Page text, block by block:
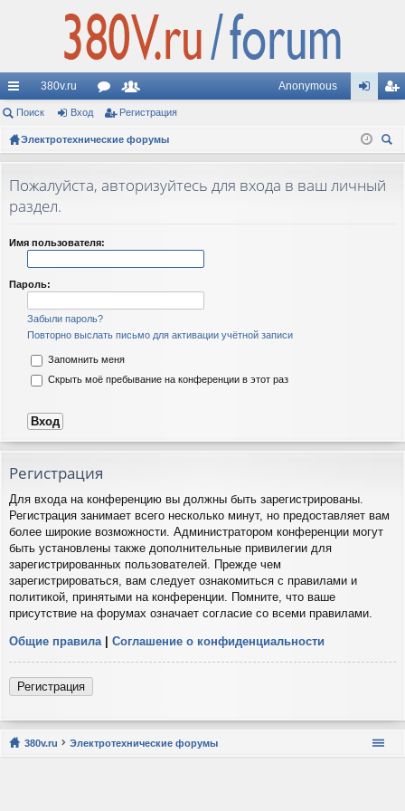
с
ы
и
380v.ru
ор
ум
ол
ьз
ат
и
Anonymous
д ис
Поиск Вход Регистрация
Электротехнические форумы
ск
Пожалуйста, авторизуйтесь для входа в ваш личный
раздел.
Имя пользователя:
Пароль:
Забыли пароль?
Повторно выслать письмо для активации учётной записи
Запомнить меня
Скрыть моё пребывание на конференции в этот раз
Регистрация
Для входа на конференцию вы должны быть зарегистрированы.
Регистрация занимает всего несколько минут, но предоставляет вам
более широкие возможности. Администратором конференции могут
быть установлены также дополнительные привилегии для
зарегистрированных пользователей. Прежде чем
зарегистрироваться, вам следует ознакомиться с правилами и
политикой, принятыми на конференции. Помните, что ваше
присутствие на форумах означает согласие со всеми правилами.
Общие правила | Соглашение о конфиденциальности
Регистрация
380v.ru Электротехнические форумы